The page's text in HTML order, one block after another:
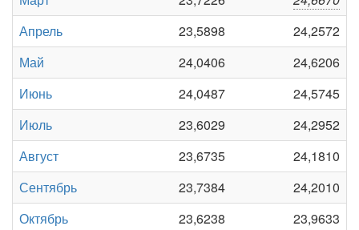
Апрель
23,5898
24,2572
Май
24,0406
24,6206
Июнь
24,0487
24,5745
Июль
23,6029
24,2952
Август
23,6735
24,1810
Сентябрь
23,7384
24,2010
Октябрь
23,6238
23,9633